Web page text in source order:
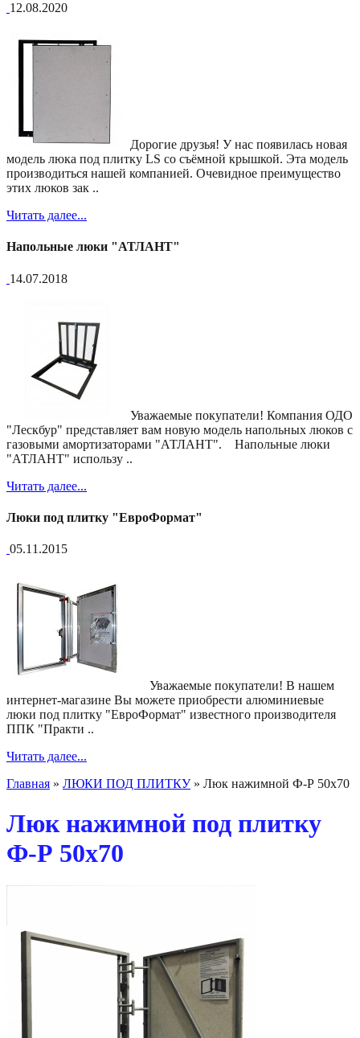
12.08.2020
Дорогие друзья! У нас появилась новая
модель люка под плитку LS со съёмной крышкой. Эта модель
производиться нашей компанией. Очевидное преимущество
этих люков зак ..
Читать далее...
Напольные люки "АТЛАНТ"
14.07.2018
Уважаемые покупатели! Компания ОДО
"Лескбур" представляет вам новую модель напольных люков с
газовыми амортизаторами "АТЛАНТ". Напольные люки
"АТЛАНТ" использу ..
Читать далее...
Люки под плитку "ЕвроФормат"
05.11.2015
Уважаемые покупатели! В нашем
интернет-магазине Вы можете приобрести алюминиевые
люки под плитку "ЕвроФормат" известного производителя
ППК "Практи ..
Читать далее...
Главная » ЛЮКИ ПОД ПЛИТКУ» Люк нажимной Ф-Р 50х70
Люк нажимной под плитку
Ф-Р 50х70